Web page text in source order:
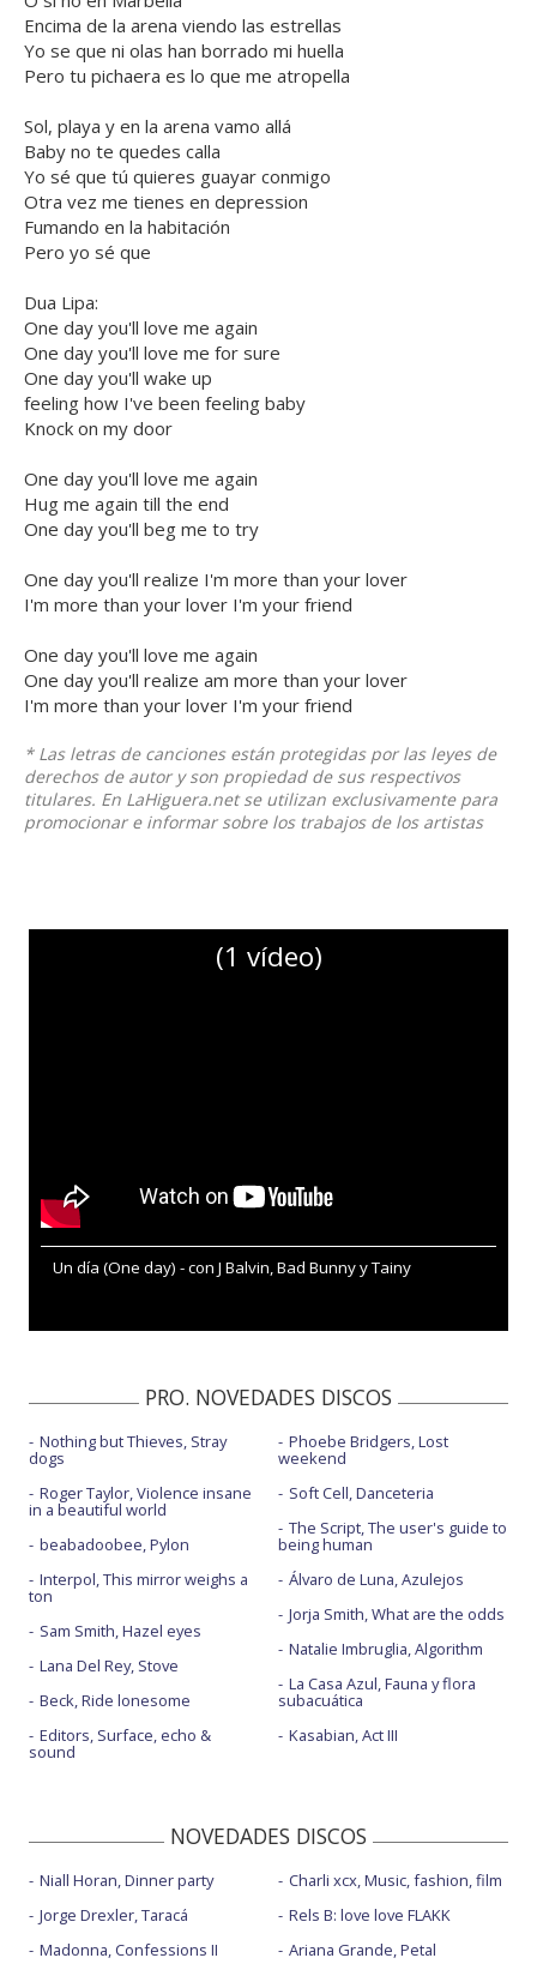
Encima de la arena viendo las estrellas
Yo se que ni olas han borrado mi huella
Pero tu pichaera es lo que me atropella
Sol, playa y en la arena vamo allá
Baby no te quedes calla
Yo sé que tú quieres guayar conmigo
Otra vez me tienes en depression
Fumando en la habitación
Pero yo sé que
Dua Lipa:
One day you'll love me again
One day you'll love me for sure
One day you'll wake up
feeling how I've been feeling baby
Knock on my door
One day you'll love me again
Hug me again till the end
One day you'll beg me to try
One day you'll realize I'm more than your lover
I'm more than your lover I'm your friend
One day you'll love me again
One day you'll realize am more than your lover
I'm more than your lover I'm your friend
* Las letras de canciones están protegidas por las leyes de
derechos de autor y son propiedad de sus respectivos
titulares. En LaHiguera.net se utilizan exclusivamente para
promocionar e informar sobre los trabajos de los artistas
(1 vídeo)
Un día (One day) - con J Balvin, Bad Bunny y Tainy
PRO. NOVEDADES DISCOS
Nothing but Thieves, Stray
dogs
Roger Taylor, Violence insane
in a beautiful world
beabadoobee, Pylon
Interpol, This mirror weighs a
ton
Sam Smith, Hazel eyes
Lana Del Rey, Stove
Beck, Ride lonesome
Editors, Surface, echo &
sound
Phoebe Bridgers, Lost
weekend
Soft Cell, Danceteria
The Script, The user's guide to
being human
Álvaro de Luna, Azulejos
Jorja Smith, What are the odds
Natalie Imbruglia, Algorithm
La Casa Azul, Fauna y flora
subacuática
Kasabian, Act III
NOVEDADES DISCOS
Niall Horan, Dinner party
Jorge Drexler, Taracá
Madonna, Confessions II
Charli xcx, Music, fashion, film
Rels B: love love FLAKK
Ariana Grande, Petal